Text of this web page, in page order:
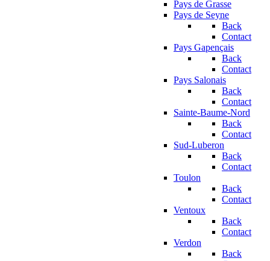
Pays de Grasse
Pays de Seyne
Back
Contact
Pays Gapençais
Back
Contact
Pays Salonais
Back
Contact
Sainte-Baume-Nord
Back
Contact
Sud-Luberon
Back
Contact
Toulon
Back
Contact
Ventoux
Back
Contact
Verdon
Back